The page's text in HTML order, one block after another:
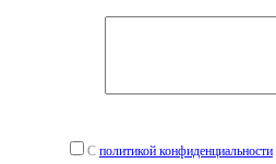
С политикой конфиденциальности